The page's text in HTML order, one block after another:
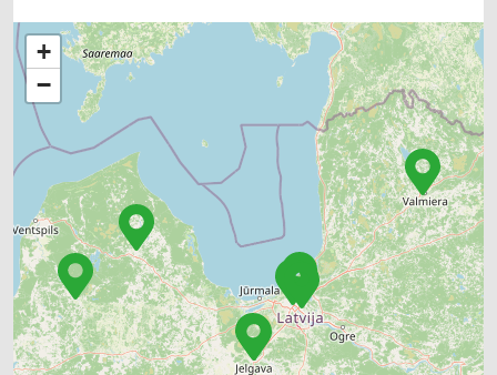
TELEKOMUNIKĀCIJAS
APSARDZE: AIZSARGIERĪCES, SISTĒMAS, VIDEONOVĒROŠANA
+
−